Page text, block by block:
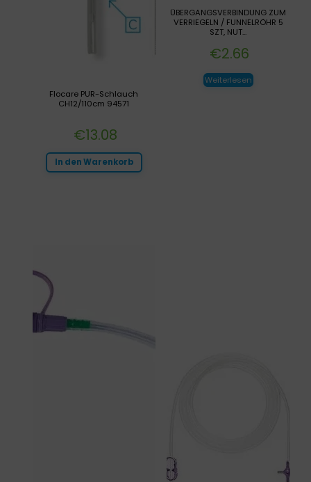
ÜBERGANGSVERBINDUNG ZUM
VERRIEGELN / FUNNELRÖHR 5
SZT, NUT...
€2.66
Weiterlesen
Flocare PUR-Schlauch
CH12/110cm 94571
€13.08
In den Warenkorb